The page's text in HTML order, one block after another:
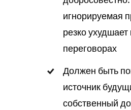
игнорируемая
резко
переговорах
Должен быть
источник
собственный